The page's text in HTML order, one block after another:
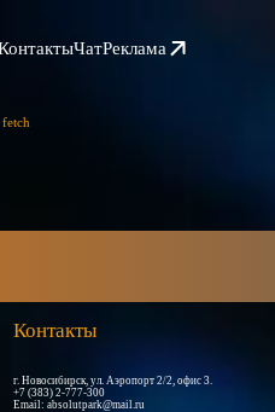
ЧатРеклама
Контакты
г. Новосибирск, ул. Аэропорт 2/2, офис 3.
+7 (383) 2-777-300
Email: absolutpark@mail.ru